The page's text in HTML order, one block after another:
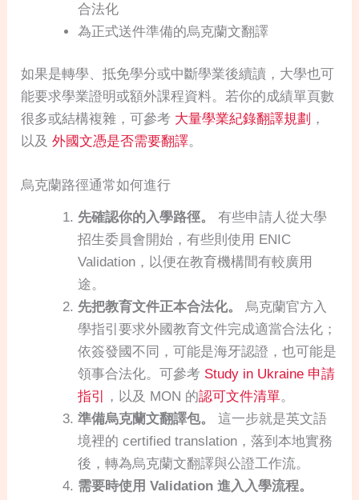
合法化
為正式送件準備的烏克蘭文翻譯
如果是轉學、抵免學分或中斷學業後續讀，大學也可
能要求學業證明或額外課程資料。若你的成績單頁數
很多或結構複雜，可參考 大量學業紀錄翻譯規劃 ，
以及外國文憑是否需要翻譯。
烏克蘭路徑通常如何進行
先確認你的入學路徑。
有些申請人從大學
招生委員會開始，有些則使用 ENIC
Validation，以便在教育機構間有較廣用
途。
先把教育文件正本合法化。
烏克蘭官方入
學指引要求外國教育文件完成適當合法化；
依簽發國不同，可能是海牙認證，也可能是
領事合法化。可參考 Study in Ukraine 申請
指引
，以及 MON 的認可文件清單。
準備烏克蘭文翻譯包。
這一步就是英文語
境裡的 certified translation，落到本地實務
後，轉為烏克蘭文翻譯與公證工作流。
需要時使用 Validation 進入入學流程。